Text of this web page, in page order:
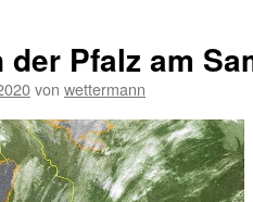
der Pfalz am
von wettermann